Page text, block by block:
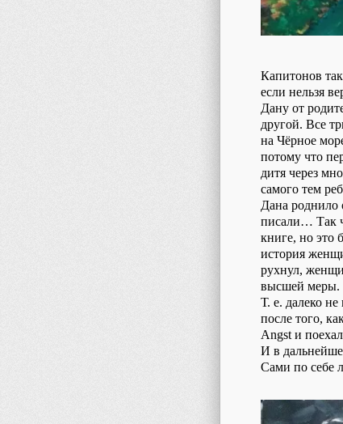
Капитонов так
если нельзя
Дану от
другой. Все
на Чёрное
потому что
дитя через
самого тем
Дана роднило
писали… Так
книге, но это
история
рухнул,
высшей меры.
Т. е. далеко
после того,
Angst и
И в
Сами по себе